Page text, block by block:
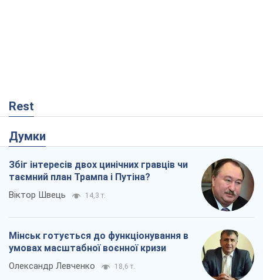
Rest
Думки
Збіг інтересів двох цинічних гравців чи
таємний план Трампа і Путіна?
Віктор Швець 14,3 т.
Мінськ готується до функціонування в
умовах масштабної воєнної кризи
Олександр Левченко 18,6 т.